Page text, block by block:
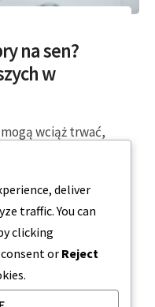
na sen?
w
wciąż trwać,
i lęku….
deliver
traffic. You can
clicking
or Reject